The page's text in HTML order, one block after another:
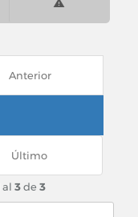
Anterior
Último
al 3de 3